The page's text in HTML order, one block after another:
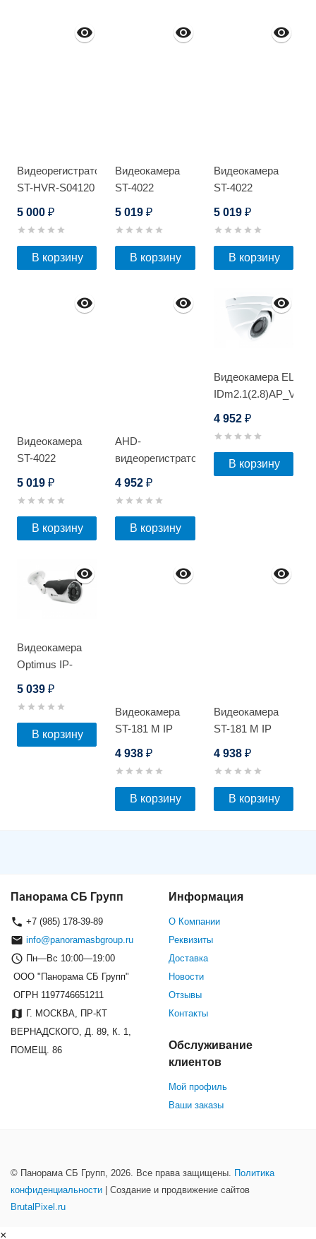
Видеорегистратор
ST-HVR-S04120
5 000 ₽
В корзину
Видеокамера
ST-4022
5 019₽
В корзину
Видеокамера
ST-4022
5 019 ₽
В корзину
Видеокамера
ST-4022
5 019 ₽
В корзину
AHD-
видеорегистратор
4 952₽
В корзину
Видеокамера EL
IDm2.1(2.8)AP_V.5
4 952 ₽
В корзину
Видеокамера
Optimus IP-
5 039 ₽
В корзину
Видеокамера
ST-181 M IP
4 938₽
В корзину
Видеокамера
ST-181 M IP
4 938 ₽
В корзину
Панорама СБ Групп
+7 (985) 178-39-89
info@panoramasbgroup.ru
Пн—Вс 10:00—19:00
ООО "Панорама СБ Групп"
ОГРН 1197746651211
Г. МОСКВА, ПР-КТ
ВЕРНАДСКОГО, Д. 89, К. 1,
ПОМЕЩ. 86
Информация
О Компании
Реквизиты
Доставка
Новости
Отзывы
Контакты
Обслуживание
клиентов
Мой профиль
Ваши заказы
© Панорама СБ Групп, 2026. Все права защищены.
Политика
конфиденциальности | Создание и продвижение сайтов
BrutalPixel.ru
×